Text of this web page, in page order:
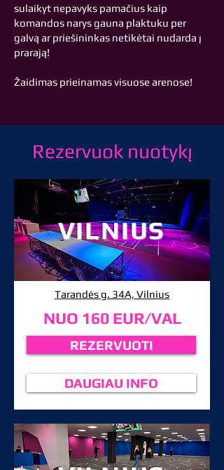
sulaikyt nepavyks pamačius kaip
komandos narys gauna plaktuku per
galvą ar priešininkas netikėtai nudarda į
prarają!
Žaidimas prieinamas visuose arenose!
Rezervuok nuotykį
VILNIUS
Tarandės g. 34A, Vilnius
NUO 160 EUR/VAL
REZERVUOTI
DAUGIAU INFO